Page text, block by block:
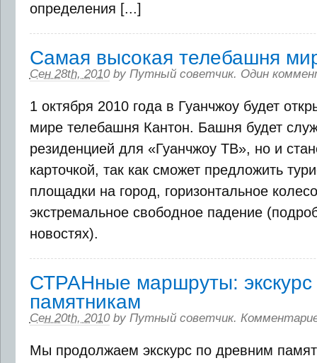
определения [...]
Самая высокая телебашня
Сен 28th, 2010 by Путный советчик. Один
1 октября 2010 года в Гуанчжоу будет
мире телебашня Кантон. Башня будет
резиденцией для «Гуанчжоу ТВ», но и
карточкой, так как сможет предложить
площадки на город, горизонтальное
экстремальное свободное падение
новостях).
СТРАНные маршруты:
памятникам
Сен 20th, 2010 by Путный советчик.
Мы продолжаем экскурс по древним